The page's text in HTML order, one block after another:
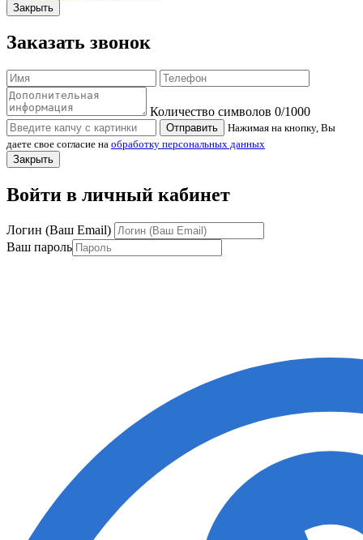
Закрыть
Заказать звонок
Количество символов 0/1000
Отправить
Нажимая на кнопку, Вы
даете свое согласие на обработку персональных данных
Закрыть
Войти в личный кабинет
Логин (Ваш Email)
Ваш пароль